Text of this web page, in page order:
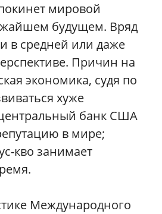
мировой
будущем. Вряд
в средней или даже
Причин на
экономика, судя по
хуже
банк США
в мире;
кво занимает
Международного